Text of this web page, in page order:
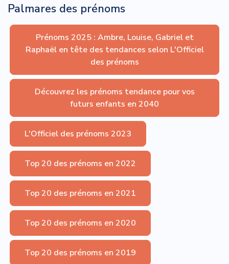
Palmares des prénoms
Prénoms 2025 : Ambre, Louise, Gabriel et
Raphaël en tête des tendances selon L'Officiel
des prénoms
Découvrez les prénoms tendance pour vos
futurs enfants en 2040
L'Officiel des prénoms 2023
Top 20 des prénoms en 2022
Top 20 des prénoms en 2021
Top 20 des prénoms en 2020
Top 20 des prénoms en 2019